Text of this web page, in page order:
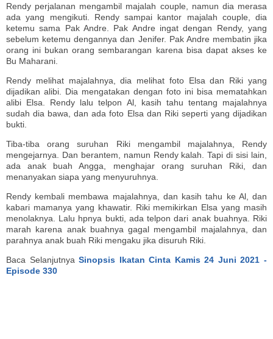
Rendy perjalanan mengambil majalah couple, namun dia merasa
ada yang mengikuti. Rendy sampai kantor majalah couple, dia
ketemu sama Pak Andre. Pak Andre ingat dengan Rendy, yang
sebelum ketemu dengannya dan Jenifer. Pak Andre membatin jika
orang ini bukan orang sembarangan karena bisa dapat akses ke
Bu Maharani.
Rendy melihat majalahnya, dia melihat foto Elsa dan Riki yang
dijadikan alibi. Dia mengatakan dengan foto ini bisa mematahkan
alibi Elsa. Rendy lalu telpon Al, kasih tahu tentang majalahnya
sudah dia bawa, dan ada foto Elsa dan Riki seperti yang dijadikan
bukti.
Tiba-tiba orang suruhan Riki mengambil majalahnya, Rendy
mengejarnya. Dan berantem, namun Rendy kalah. Tapi di sisi lain,
ada anak buah Angga, menghajar orang suruhan Riki, dan
menanyakan siapa yang menyuruhnya.
Rendy kembali membawa majalahnya, dan kasih tahu ke Al, dan
kabari mamanya yang khawatir. Riki memikirkan Elsa yang masih
menolaknya. Lalu hpnya bukti, ada telpon dari anak buahnya. Riki
marah karena anak buahnya gagal mengambil majalahnya, dan
parahnya anak buah Riki mengaku jika disuruh Riki.
Baca SelanjutnyaSinopsis Ikatan Cinta Kamis 24 Juni 2021 -
Episode 330